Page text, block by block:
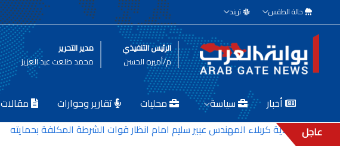
إلى
المحتوى
حالة الطقس تريند
الرئيس التنفيذي
م/أميره الحسن
مدير التحرير
محمد طلعت عبد العزيز
أخبار سياسة محليات تقارير وحوارات مقالات
عاجل
مدير بلدية كربلاء المهندس عبير سليم امام انظار قوات الشرطة المكلفة بحمايته